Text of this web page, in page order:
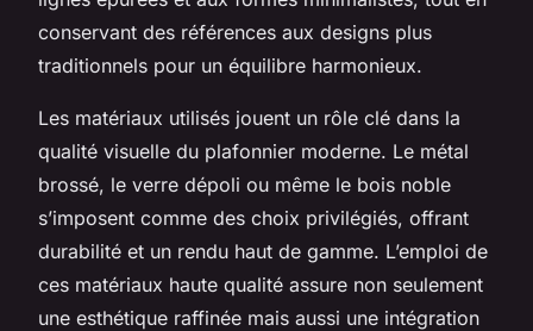
conservant des références aux designs plus
traditionnels pour un équilibre harmonieux.
Les matériaux utilisés jouent un rôle clé dans la
qualité visuelle du plafonnier moderne. Le métal
brossé, le verre dépoli ou même le bois noble
s’imposent comme des choix privilégiés, offrant
durabilité et un rendu haut de gamme. L’emploi de
ces matériaux haute qualité assure non seulement
une esthétique raffinée mais aussi une intégration